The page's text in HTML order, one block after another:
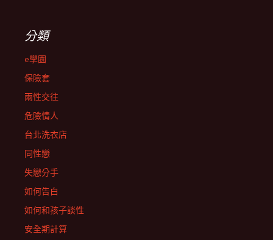
分類
e學園
保險套
兩性交往
危險情人
台北洗衣店
同性戀
失戀分手
如何告白
如何和孩子談性
安全期計算